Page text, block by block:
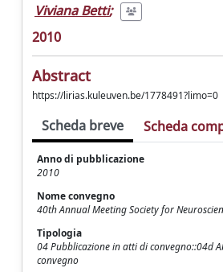
Viviana Betti;
2010
Abstract
https://lirias.kuleuven.be/1778491?limo=0
Scheda breve Scheda
Anno di pubblicazione
2010
Nome convegno
40th Annual Meeting Society for
Tipologia
04 Pubblicazione in atti di convegno::04d
convegno